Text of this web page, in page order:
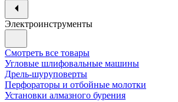
Электроинструменты
Смотреть все товары
Угловые шлифовальные машины
Дрель-шуруповерты
Перфораторы и отбойные молотки
Установки алмазного бурения